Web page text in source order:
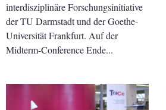
interdisziplinäre Forschungsinitiative
der TU Darmstadt und der Goethe-
Universität Frankfurt. Auf der
Midterm-Conference Ende